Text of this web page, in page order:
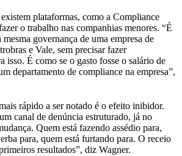
plataformas, como a Compliance
o trabalho nas companhias menores. “É
governança de uma empresa de
e Vale, sem precisar fazer
isso. É como se o gasto fosse o salário de
departamento de compliance na empresa”,
rápido a ser notado é o efeito inibidor.
canal de denúncia estruturado, já no
Quem está fazendo assédio para,
para, quem está furtando para. O receio
resultados”, diz Wagner.